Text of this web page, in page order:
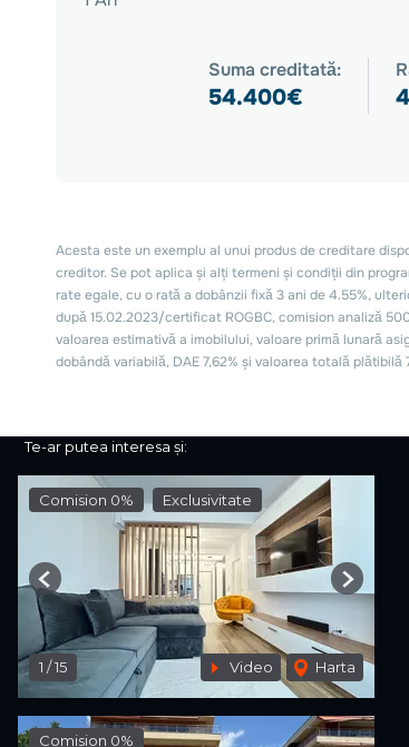
Te-ar putea interesa și:
Comision 0% Exclusivitate
1 /15 Video Harta
Previous Next
Comision 0%